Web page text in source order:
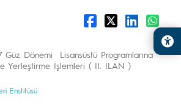
Güz Dönemi Lisansüstü Programlarına
Yerleştirme İşlemleri ( II. İLAN )
Enstitüsü